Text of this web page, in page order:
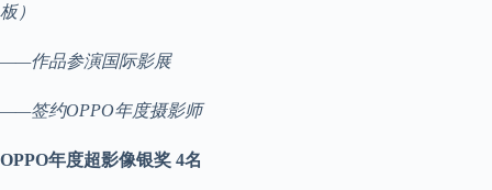
板）
——作品参演国际影展
——签约OPPO年度摄影师
OPPO年度超影像银奖 4名